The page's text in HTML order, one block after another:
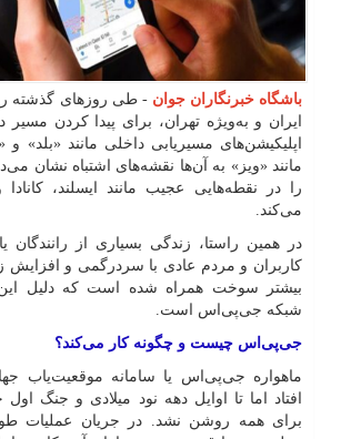
باشگاه خبرنگاران جوان - طی روزهای گذشته
ایران و به‌ویژه تهران، برای پیدا کردن
اپلیکیشن‌های مسیریابی داخلی مانند «بلد» و
مانند «ویز» به آن‌ها نقشه‌های اشتباه نشان
را در نقطه‌هایی عجیب مانند ایسلند،
می‌کند.
در همین راستا، زندگی بسیاری از رانندگان
کاربران و مردم عادی با سردرگمی و
بیشتر سوخت همراه شده است که دلیل
شبکه جی‌پی‌اس است.
جی‌پی‌اس چیست و چگونه کار می‌کند؟
افتاد اما تا اوایل دهه نود میلادی و جنگ
برای همه روشن نشد. در جریان عملیات